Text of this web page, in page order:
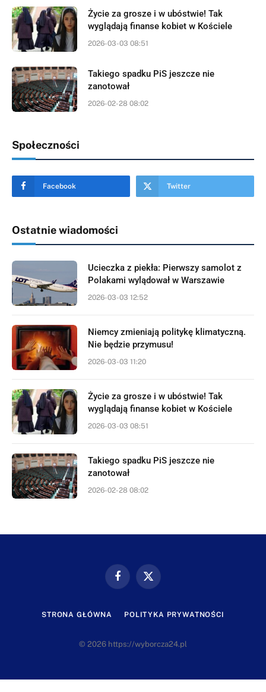
Życie za grosze i w ubóstwie! Tak
wyglądają finanse kobiet w Kościele
2026-03-03 08:51
Takiego spadku PiS jeszcze nie
zanotował
2026-02-28 08:02
Społeczności
Facebook Twitter
Ostatnie wiadomości
Ucieczka z piekła: Pierwszy samolot z
Polakami wylądował w Warszawie
2026-03-03 12:52
Niemcy zmieniają politykę klimatyczną.
Nie będzie przymusu!
2026-03-03 11:20
Życie za grosze i w ubóstwie! Tak
wyglądają finanse kobiet w Kościele
2026-03-03 08:51
Takiego spadku PiS jeszcze nie
zanotował
2026-02-28 08:02
FacebookX
STRONA GŁÓWNA POLITYKA PRYWATNOŚCI
© 2026 https://wyborcza24.pl